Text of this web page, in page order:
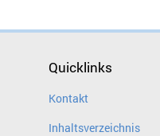
Quicklinks
Kontakt
Inhaltsverzeichnis